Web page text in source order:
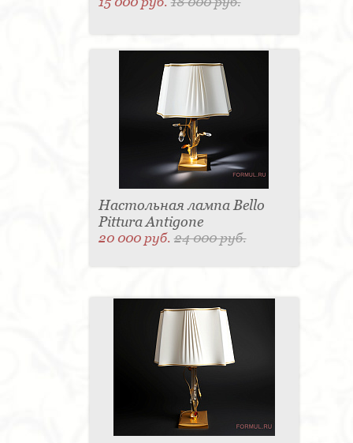
Настольная лампа Bello
Pittura Antigone
20 000 руб.24 000 руб.